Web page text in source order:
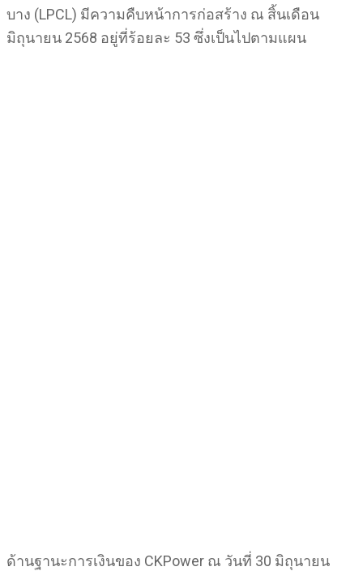
บาง (LPCL) มีความคืบหน้าการก่อสร้าง ณ สิ้นเดือน
มิถุนายน 2568 อยู่ที่ร้อยละ 53 ซึ่งเป็นไปตามแผน
ด้านฐานะการเงินของ CKPower ณ วันที่ 30 มิถุนายน